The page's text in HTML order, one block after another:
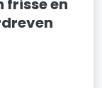
frisse en